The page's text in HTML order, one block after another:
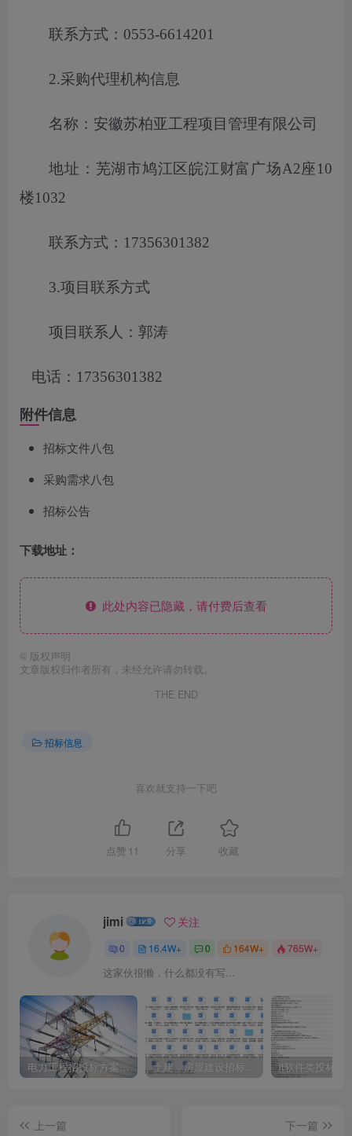
联系方式：0553-6614201
2.采购代理机构信息
名称：安徽苏柏亚工程项目管理有限公司
地址：芜湖市鸠江区皖江财富广场A2座10
楼1032
联系方式： 17356301382
3.项目联系方式
项目联系人：郭涛
电话： 17356301382
附件信息
招标文件八包
采购需求八包
招标公告
下载地址：
此处内容已隐藏，请付费后查看
© 版权声明
文章版权归作者所有，未经允许请勿转载。
THE END
招标信息
喜欢就支持一下吧
点赞 11 分享 收藏
jimi 关注
0 16.4W+ 0 164W+ 765W+
这家伙很懒，什么都没有写...
电力工程招投标方案模板 土建、房屋建设招标文件标书模板 it软件类投标书
上一篇
下一篇